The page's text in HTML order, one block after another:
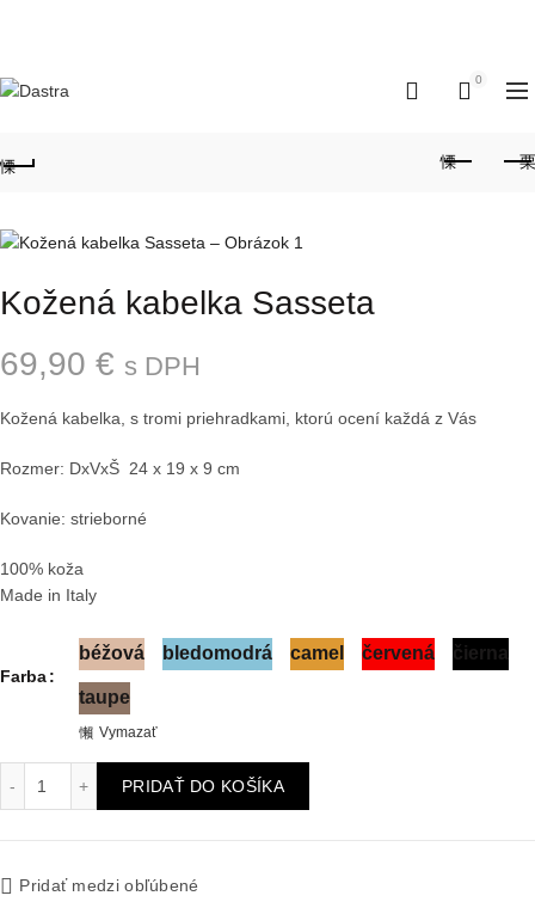
0
Kožená kabelka Sasseta
69,90 € s DPH
Kožená kabelka, s tromi priehradkami, ktorú ocení každá z Vás
Rozmer: DxVxŠ 24 x 19 x 9 cm
Kovanie: strieborné
100% koža
Made in Italy
Farba
béžová bledomodrá camel červená čierna
taupe
Vymazať
množstvo Kožená kabelka Sasseta
PRIDAŤ DO KOŠÍKA
Pridať medzi obľúbené